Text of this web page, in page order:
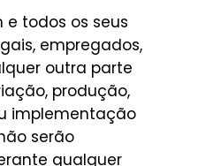
e todos os seus
empregados,
outra parte
produção,
implementação
serão
qualquer